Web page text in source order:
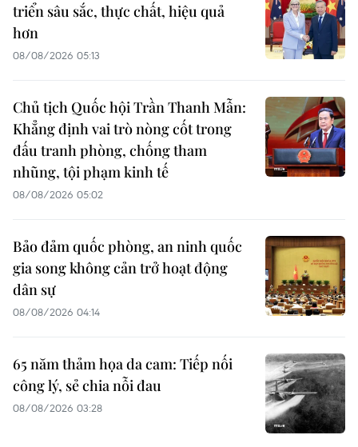
triển sâu sắc, thực chất, hiệu quả
hơn
08/08/2026 05:13
Chủ tịch Quốc hội Trần Thanh Mẫn:
Khẳng định vai trò nòng cốt trong
đấu tranh phòng, chống tham
nhũng, tội phạm kinh tế
08/08/2026 05:02
Bảo đảm quốc phòng, an ninh quốc
gia song không cản trở hoạt động
dân sự
08/08/2026 04:14
65 năm thảm họa da cam: Tiếp nối
công lý, sẻ chia nỗi đau
08/08/2026 03:28